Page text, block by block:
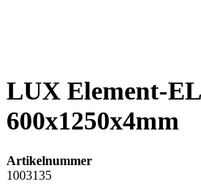
LUX Element-EL
600x1250x4mm
Artikelnummer
1003135